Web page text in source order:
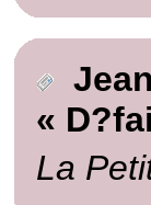
«
La